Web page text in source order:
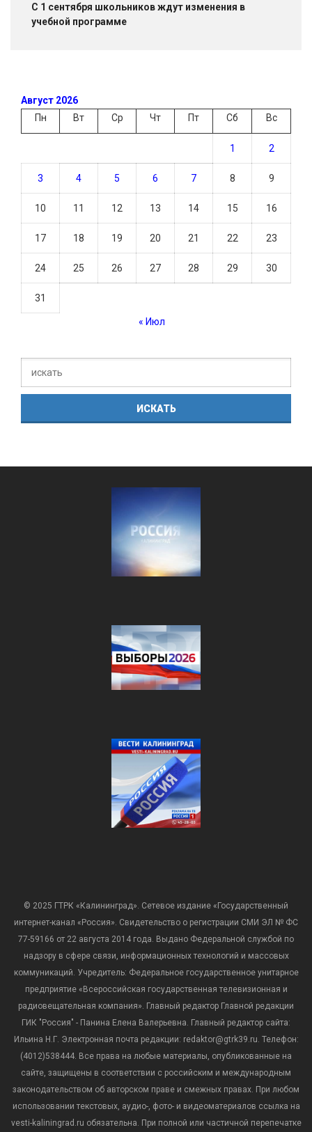
С 1 сентября школьников ждут изменения в
учебной программе
Август 2026
Пн
Вт Ср Чт Пт Сб Вс
1 2
3 4 5 6 7 8 9
10 11 12 13 14 15 16
17 18 19 20 21 22 23
24 25 26 27 28 29 30
31
« Июл
© 2025 ГТРК «Калининград». Сетевое издание «Государственный
интернет-канал «Россия». Свидетельство о регистрации СМИ ЭЛ № ФС
77-59166 от 22 августа 2014 года. Выдано Федеральной службой по
надзору в сфере связи, информационных технологий и массовых
коммуникаций. Учредитель: Федеральное государственное унитарное
предприятие «Всероссийская государственная телевизионная и
радиовещательная компания». Главный редактор Главной редакции
ГИК "Россия" - Панина Елена Валерьевна. Главный редактор сайта:
Ильина Н.Г. Электронная почта редакции: redaktor@gtrk39.ru. Телефон:
(4012)538444. Все права на любые материалы, опубликованные на
сайте, защищены в соответствии с российским и международным
законодательством об авторском праве и смежных правах. При любом
использовании текстовых, аудио-, фото- и видеоматериалов ссылка на
vesti-kaliningrad.ru обязательна. При полной или частичной перепечатке